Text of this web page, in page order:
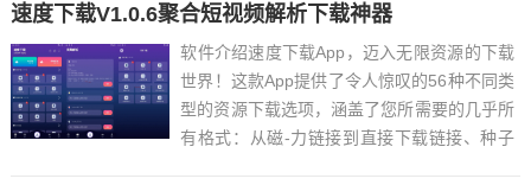
动过滤重复或失效的...
速度下载V1.0.6聚合短视频解析下载神器
软件介绍速度下载App，迈入无限资源的下载
世界！这款App提供了令人惊叹的56种不同类
型的资源下载选项，涵盖了您所需要的几乎所
有格式：从磁-力链接到直接下载链接、种子